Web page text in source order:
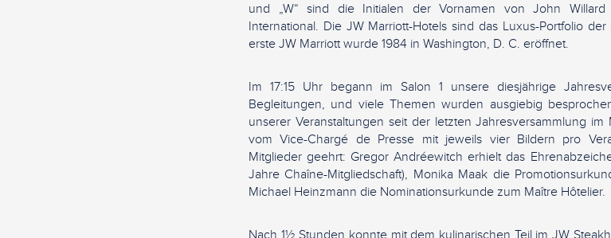
und „W“ sind die Initialen der Vornamen von John
International. Die JW Marriott-Hotels sind das Luxus-Portfolio
erste JW Marriott wurde 1984 in Washington, D. C. eröffnet.
Im 17:15 Uhr begann im Salon 1 unsere diesjährige
Begleitungen, und viele Themen wurden ausgiebig
unserer Veranstaltungen seit der letzten Jahresversammlung
vom Vice-Chargé de Presse mit jeweils vier Bildern pro
Mitglieder geehrt: Gregor Andréewitch erhielt das
Jahre Chaîne-Mitgliedschaft), Monika Maak die
Michael Heinzmann die Nominationsurkunde zum Maître Hôtelier.
Nach 1½ Stunden konnte mit dem kulinarischen Teil im JW